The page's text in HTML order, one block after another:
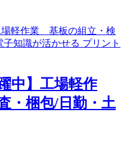
中】工場軽作
・梱包/日勤・土